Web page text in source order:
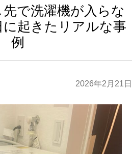
で洗濯機が入らな
起きたリアルな事
例
2026年2月21日